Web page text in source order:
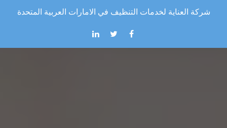
Skip to the content
شركة العناية لخدمات التنظيف في الامارات العربية المتحدة